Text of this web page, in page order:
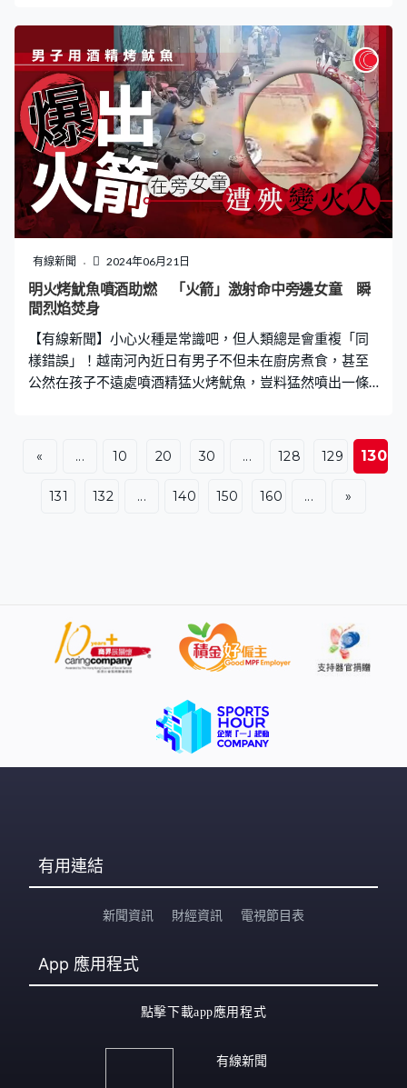
私人島出差遭強吻 綜合外媒報道，大衛過去曾多次捲入職
場性騷擾指控，今次案件發生於2016年2月至2019年4月
期間，他被指性騷擾和性侵公司旗下一位女模。受害者
Jane Doe曾在 Hologram USA 為大衛工作，在她加入公司
不久，就有一名女同事曾警告她工作環境「極其惡意」，
其後大衛試圖在私人島嶼出差時強吻她，Doe拒絕後就被
解僱。 時至2018年，大衛再度聘請Jane Doe擔任旗下另一
家公司的品牌大使，並「故技重施」假借試產品為名，在
飯店房間內強迫Doe觸摸他的陰莖。翌年，大衛在一個小
房間內，當著其寵物犬前「霸王硬上弓」性侵Doe。 前員
工揭有「強暴室」 被告稱無辜：從來沒碰她們 Doe代表
律師稱：「被告行為是如此卑劣，他強暴我的當事人時，
仍面臨另一宗案的審判」。當時，大衛被另一位女製作助
有線新聞 2024年06月21日
明火烤魷魚噴酒助燃 「火箭」激射命中旁邊女童 瞬
間烈焰焚身
【有線新聞】小心火種是常識吧，但人類總是會重複「同
樣錯誤」！越南河內近日有男子不但未在廚房煮食，甚至
公然在孩子不遠處噴酒精猛火烤魷魚，豈料猛然噴出一條
前擺好火盆，準備用酒精烤魷魚。正當他打算用酒精加大
火力時，豈料噴出酒精意外變成「火箭」，筆直地射向坐
在旁邊約2米外的女童。女童當場被烈焰焚身，周遭大人立
人 內地廣東省於21年亦曾發生類似事件。當時一名女店員
蹲在店門口，以酒精燈烤魷魚，但添加酒精一刻發生燃
爆，瞬間竄起火苗，在旁圍觀的婦女及小孩頓成火球撲
助，女店員則拿水盆裝水，附近民眾也上前協助滅火，所
幸女子及幼童沒生命危險。
« ... 10 20 30 ... 128 129 130
131 132 ... 140 150 160 ... »
有用連結
新聞資訊 財經資訊 電視節目表
App 應用程式
點擊下載app應用程式
有線新聞